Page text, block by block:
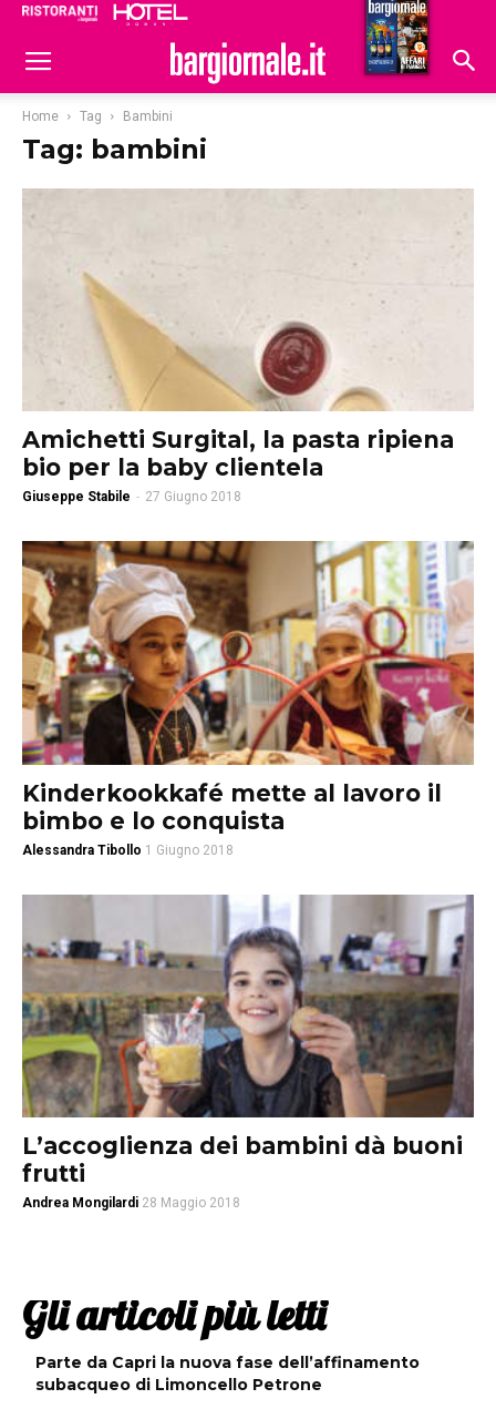
Hoteldomani
Home Tag Bambini
Tag: bambini
Amichetti Surgital, la pasta ripiena
bio per la baby clientela
Giuseppe Stabile - 27 Giugno 2018
Kinderkookkafé mette al lavoro il
bimbo e lo conquista
Alessandra Tibollo 1 Giugno 2018
L’accoglienza dei bambini dà buoni
frutti
Andrea Mongilardi 28 Maggio 2018
Gli articoli più letti
Parte da Capri la nuova fase dell’affinamento
subacqueo di Limoncello Petrone